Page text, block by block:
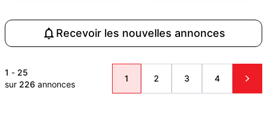
Recevoir les nouvelles annonces
1 - 25
sur 226 annonces
1 2 3 4